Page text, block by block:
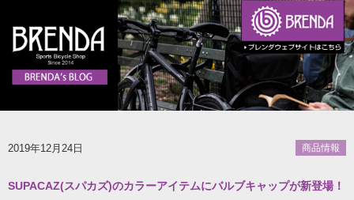
2019年12月24日 商品情報
SUPACAZ(スパカズ)のカラーアイテムにバルブキャップが新登場！